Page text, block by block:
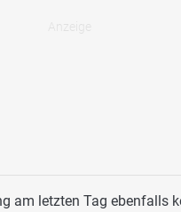
am letzten Tag ebenfalls